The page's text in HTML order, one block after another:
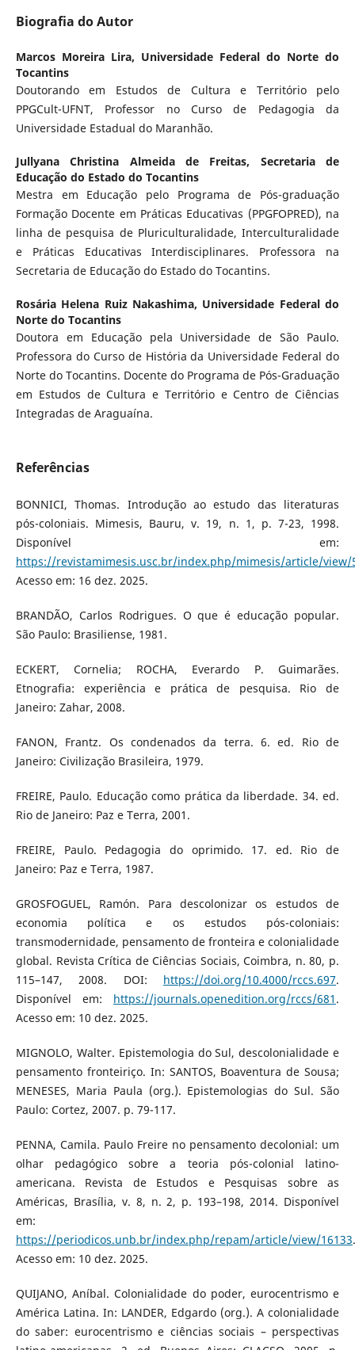
Biografia do Autor
Marcos Moreira Lira, Universidade Federal do Norte do
Tocantins
Doutorando em Estudos de Cultura e Território pelo
PPGCult-UFNT, Professor no Curso de Pedagogia da
Universidade Estadual do Maranhão.
Jullyana Christina Almeida de Freitas, Secretaria de
Educação do Estado do Tocantins
Mestra em Educação pelo Programa de Pós-graduação
Formação Docente em Práticas Educativas (PPGFOPRED), na
linha de pesquisa de Pluriculturalidade, Interculturalidade
e Práticas Educativas Interdisciplinares. Professora na
Secretaria de Educação do Estado do Tocantins.
Rosária Helena Ruiz Nakashima, Universidade Federal do
Norte do Tocantins
Doutora em Educação pela Universidade de São Paulo.
Professora do Curso de História da Universidade Federal do
Norte do Tocantins. Docente do Programa de Pós-Graduação
em Estudos de Cultura e Território e Centro de Ciências
Integradas de Araguaína.
Referências
BONNICI, Thomas. Introdução ao estudo das literaturas
pós-coloniais. Mimesis, Bauru, v. 19, n. 1, p. 7-23, 1998.
Disponível em:
https://revistamimesis.usc.br/index.php/mimesis/article/view/
Acesso em: 16 dez. 2025.
BRANDÃO, Carlos Rodrigues. O que é educação popular.
São Paulo: Brasiliense, 1981.
ECKERT, Cornelia; ROCHA, Everardo P. Guimarães.
Etnografia: experiência e prática de pesquisa. Rio de
Janeiro: Zahar, 2008.
FANON, Frantz. Os condenados da terra. 6. ed. Rio de
Janeiro: Civilização Brasileira, 1979.
FREIRE, Paulo. Educação como prática da liberdade. 34. ed.
Rio de Janeiro: Paz e Terra, 2001.
FREIRE, Paulo. Pedagogia do oprimido. 17. ed. Rio de
Janeiro: Paz e Terra, 1987.
GROSFOGUEL, Ramón. Para descolonizar os estudos de
economia política e os estudos pós-coloniais:
transmodernidade, pensamento de fronteira e colonialidade
global. Revista Crítica de Ciências Sociais, Coimbra, n. 80, p.
115–147, 2008. DOI: https://doi.org/10.4000/rccs.697.
Disponível em: https://journals.openedition.org/rccs/681 .
Acesso em: 10 dez. 2025.
MIGNOLO, Walter. Epistemologia do Sul, descolonialidade e
pensamento fronteiriço. In: SANTOS, Boaventura de Sousa;
MENESES, Maria Paula (org.). Epistemologias do Sul. São
Paulo: Cortez, 2007. p. 79-117.
PENNA, Camila. Paulo Freire no pensamento decolonial: um
olhar pedagógico sobre a teoria pós-colonial latino-
americana. Revista de Estudos e Pesquisas sobre as
Américas, Brasília, v. 8, n. 2, p. 193–198, 2014. Disponível
em:
https://periodicos.unb.br/index.php/repam/article/view/16133.
Acesso em: 10 dez. 2025.
QUIJANO, Aníbal. Colonialidade do poder, eurocentrismo e
América Latina. In: LANDER, Edgardo (org.). A colonialidade
do saber: eurocentrismo e ciências sociais – perspectivas